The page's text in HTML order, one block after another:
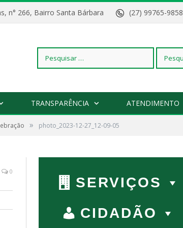
n° 266, Bairro Santa Bárbara (27) 99765-9858
Pesquisar
por:
TRANSPARÊNCIA ATENDIMENTO
» photo_2023-12-27_12-09-05
0
SERVIÇOS
CIDADÃO